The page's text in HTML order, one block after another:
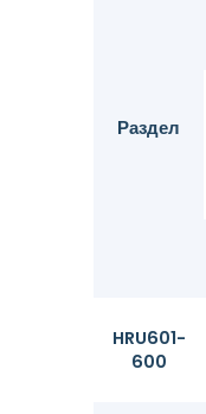
Раздел
HRU601-
600